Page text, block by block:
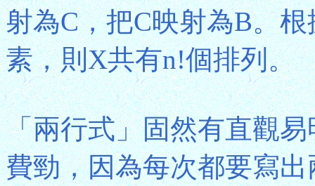
射為C，把C映射為B。
素，則X共有n!個排列。
「兩行式」固然有直觀
費勁，因為每次都要寫